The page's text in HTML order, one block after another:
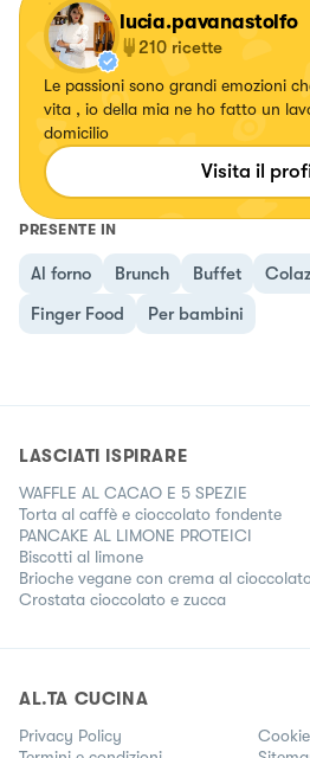
lucia.pavanastolfo
210 ricette
Le passioni sono grandi emozioni
vita , io della mia ne ho fatto un
domicilio
Visita il
PRESENTE IN
Al forno Brunch Buffet
Finger Food
Per bambini
LASCIATI ISPIRARE
WAFFLE AL CACAO E 5 SPEZIE
Torta al caffè e cioccolato fondente
PANCAKE AL LIMONE PROTEICI
Biscotti al limone
Brioche vegane con crema al
Crostata cioccolato e zucca
AL.TA CUCINA
Privacy Policy